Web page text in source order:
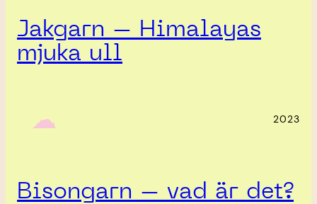
Jakgarn – Himalayas
mjuka ull
‎ ‎‎ ☁︎‎‎ 2023
Bisongarn – vad är det?